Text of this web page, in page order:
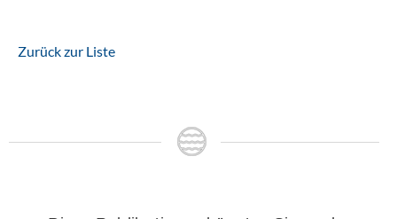
Zurück zur Liste